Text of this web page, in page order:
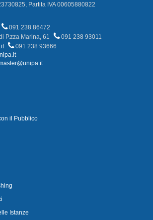
Partita IVA 00605880822
091 238 86472
P.zza Marina, 61
091 238 93011
091 238 93666
il Pubblico
Istanze